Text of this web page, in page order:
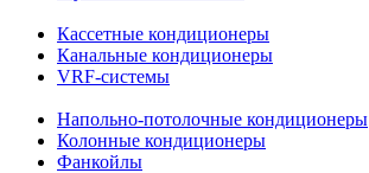
Кассетные кондиционеры
Канальные кондиционеры
VRF-системы
Напольно-потолочные кондиционеры
Колонные кондиционеры
Фанкойлы